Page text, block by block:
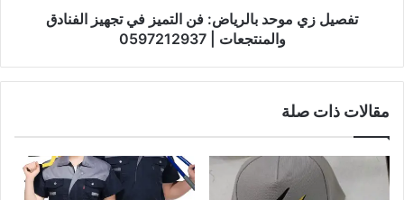
تفصيل زي موحد بالرياض: فن التميز في تجهيز الفنادق
والمنتجعات | 0597212937
مقالات ذات صلة